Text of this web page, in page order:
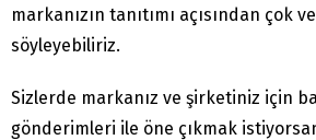
markanızın tanıtımı açısından çok
söyleyebiliriz.
Sizlerde markanız ve şirketiniz için
gönderimleri ile öne çıkmak